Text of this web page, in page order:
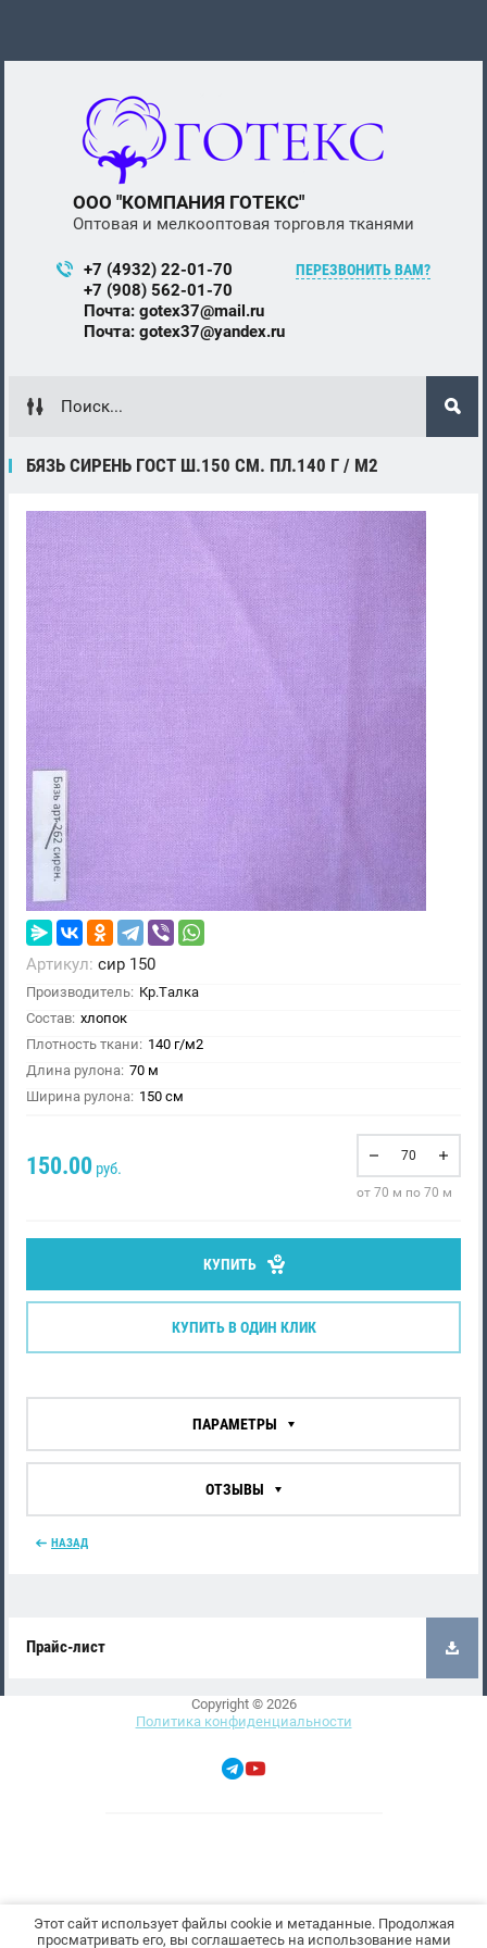
Этот сайт использует файлы cookie и метаданные. Продолжая
просматривать его, вы соглашаетесь на использование нами
ООО "КОМПАНИЯ ГОТЕКС"
Оптовая и мелкооптовая торговля тканями
+7 (4932) 22-01-70
+7 (908) 562-01-70
Почта: gotex37@mail.ru
Почта: gotex37@yandex.ru
ПЕРЕЗВОНИТЬ ВАМ?
Прайс-лист
БЯЗЬ СИРЕНЬ ГОСТ Ш.150 СМ. ПЛ.140 Г / М2
Артикул: сир 150
Производитель: Кр.Талка
Состав: хлопок
Плотность ткани: 140 г/м2
Длина рулона: 70 м
Ширина рулона: 150 см
150.00 руб.
от 70 м по 70 м
КУПИТЬ
КУПИТЬ В ОДИН КЛИК
ПАРАМЕТРЫ
ОТЗЫВЫ
НАЗАД
Copyright © 2026
Политика конфиденциальности